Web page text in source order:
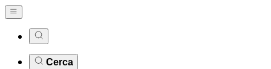
Cerca